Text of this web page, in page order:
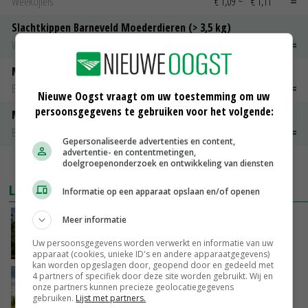
Slachtkippen Barneveld Moederdieren (> 3,5 kg)
Weekcijfers
Maat 48
Barneveld kooieieren
€ 7,15
Maat 54
Barneveld kooieieren
MEER MARKTPRIJZEN
LAATSTE NIEUWS
Kamervragen over onttrekkingsverbod,
GISTEREN, 16:27
‘Rendement van Krullvarkens komt van de
overkant’
Nieuwe Oogst vraagt om uw toestemming om uw
persoonsgegevens te gebruiken voor het volgende:
Gepersonaliseerde advertenties en content,
advertentie- en contentmetingen,
doelgroepenonderzoek en ontwikkeling van diensten
Informatie op een apparaat opslaan en/of openen
Meer informatie
Uw persoonsgegevens worden verwerkt en informatie van uw
apparaat (cookies, unieke ID's en andere apparaatgegevens)
kan worden opgeslagen door, geopend door en gedeeld met
4 partners of specifiek door deze site worden gebruikt. Wij en
onze partners kunnen precieze geolocatiegegevens
gebruiken. Lijst met partners.